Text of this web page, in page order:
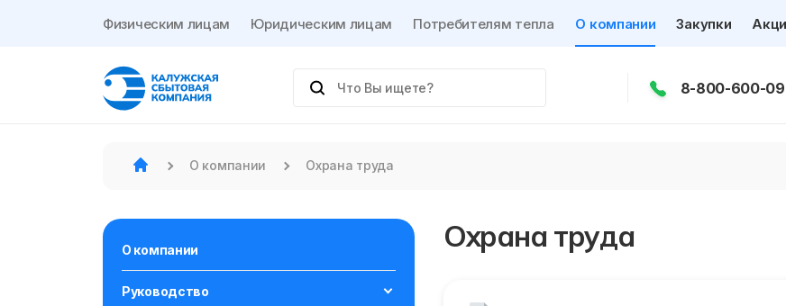
Физическим лицам Юридическим лицам Потребителям тепла О компании Закупки
8-800-600-
О компании Охрана труда
О компании
Руководство
Охрана труда